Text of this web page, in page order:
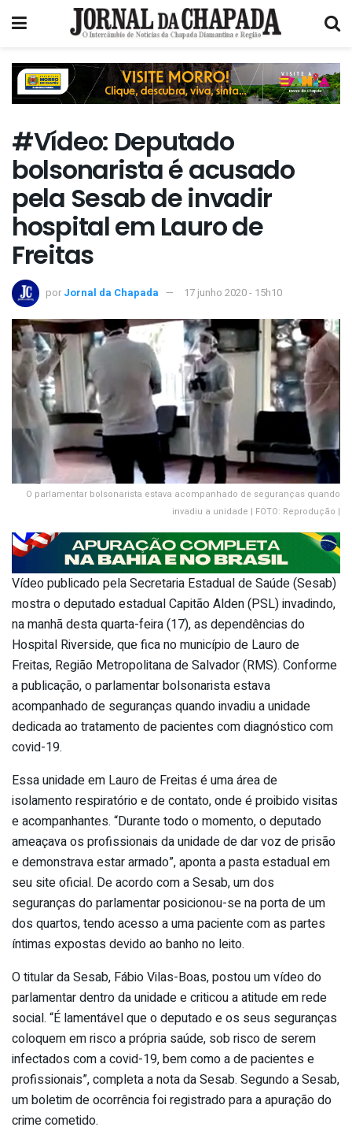
#Vídeo: Deputado
bolsonarista é acusado
pela Sesab de invadir
hospital em Lauro de
Freitas
por Jornal da Chapada 17 junho 2020 - 15h10
O parlamentar bolsonarista estava acompanhado de seguranças quando
invadiu a unidade | FOTO: Reprodução |
Vídeo publicado pela Secretaria Estadual de Saúde (Sesab)
mostra o deputado estadual Capitão Alden (PSL) invadindo,
na manhã desta quarta-feira (17), as dependências do
Hospital Riverside, que fica no município de Lauro de
Freitas, Região Metropolitana de Salvador (RMS). Conforme
a publicação, o parlamentar bolsonarista estava
acompanhado de seguranças quando invadiu a unidade
dedicada ao tratamento de pacientes com diagnóstico com
covid-19.
Essa unidade em Lauro de Freitas é uma área de
isolamento respiratório e de contato, onde é proibido visitas
e acompanhantes. “Durante todo o momento, o deputado
ameaçava os profissionais da unidade de dar voz de prisão
e demonstrava estar armado”, aponta a pasta estadual em
seu site oficial. De acordo com a Sesab, um dos
seguranças do parlamentar posicionou-se na porta de um
dos quartos, tendo acesso a uma paciente com as partes
íntimas expostas devido ao banho no leito.
O titular da Sesab, Fábio Vilas-Boas, postou um vídeo do
parlamentar dentro da unidade e criticou a atitude em rede
social. “É lamentável que o deputado e os seus seguranças
coloquem em risco a própria saúde, sob risco de serem
infectados com a covid-19, bem como a de pacientes e
profissionais”, completa a nota da Sesab. Segundo a Sesab,
um boletim de ocorrência foi registrado para a apuração do
crime cometido.